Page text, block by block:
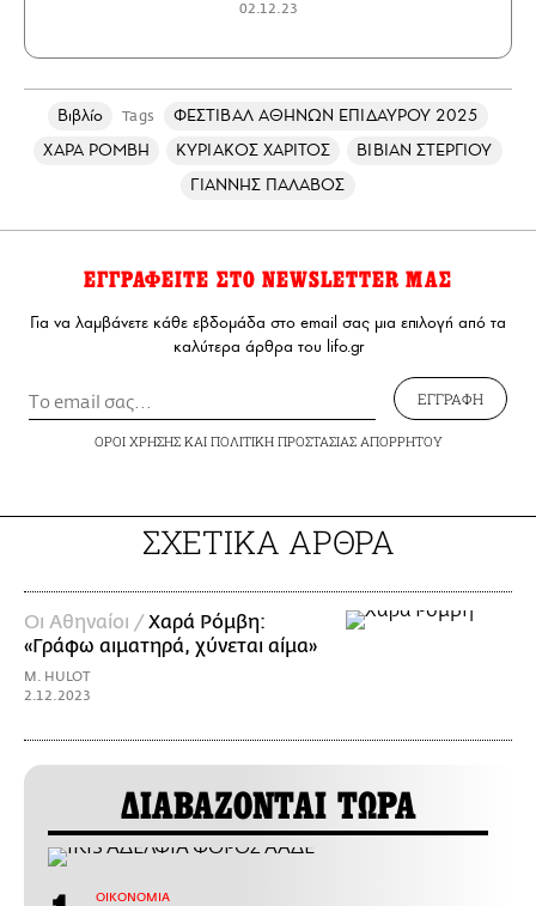
02.12.23
Βιβλίο Tags
ΦΕΣΤΙΒΑΛ ΑΘΗΝΩΝ ΕΠΙΔΑΥΡΟΥ 2025
ΧΑΡΑ ΡΟΜΒΗ
ΚΥΡΙΑΚΟΣ ΧΑΡΙΤΟΣ
ΒΙΒΙΑΝ ΣΤΕΡΓΙΟΥ
ΓΙΑΝΝΗΣ ΠΑΛΑΒΟΣ
ΕΓΓΡΑΦΕΙΤΕ ΣΤΟ NEWSLETTER ΜΑΣ
Για να λαμβάνετε κάθε εβδομάδα στο email σας μια επιλογή από τα
καλύτερα άρθρα του lifo.gr
ΕΓΓΡΑΦΗ
ΟΡΟΙ ΧΡΗΣΗΣΚΑΙ ΠΟΛΙΤΙΚΗ ΠΡΟΣΤΑΣΙΑΣ ΑΠΟΡΡΗΤΟΥ
ΣΧΕΤΙΚΑ ΑΡΘΡΑ
Οι Αθηναίοι /Χαρά Ρόμβη:
«Γράφω αιματηρά, χύνεται αίμα»
M. HULOT
2.12.2023
ΔΙΑΒΑΖΟΝΤΑΙ ΤΩΡΑ
ΟΙΚΟΝΟΜΙΑ